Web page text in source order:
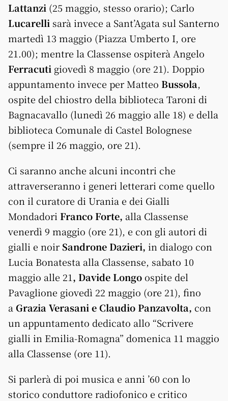
Lattanzi (25 maggio, stesso orario); Carlo
Lucarelli sarà invece a Sant’Agata sul Santerno
martedì 13 maggio (Piazza Umberto I, ore
21.00); mentre la Classense ospiterà Angelo
Ferracuti giovedì 8 maggio (ore 21). Doppio
appuntamento invece per Matteo Bussola,
ospite del chiostro della biblioteca Taroni di
Bagnacavallo (lunedì 26 maggio alle 18) e della
biblioteca Comunale di Castel Bolognese
(sempre il 26 maggio, ore 21).
Ci saranno anche alcuni incontri che
attraverseranno i generi letterari come quello
con il curatore di Urania e dei Gialli
Mondadori Franco Forte, alla Classense
venerdì 9 maggio (ore 21), e con gli autori di
gialli e noirSandrone Dazieri, in dialogo con
Lucia Bonatesta alla Classense, sabato 10
maggio alle 21, Davide Longoospite del
Pavaglione giovedì 22 maggio (ore 21), fino
a Grazia Verasani e Claudio Panzavolta, con
un appuntamento dedicato allo “Scrivere
gialli in Emilia-Romagna” domenica 11 maggio
alla Classense (ore 11).
Si parlerà di poi musica e anni ’60 con lo
storico conduttore radiofonico e critico